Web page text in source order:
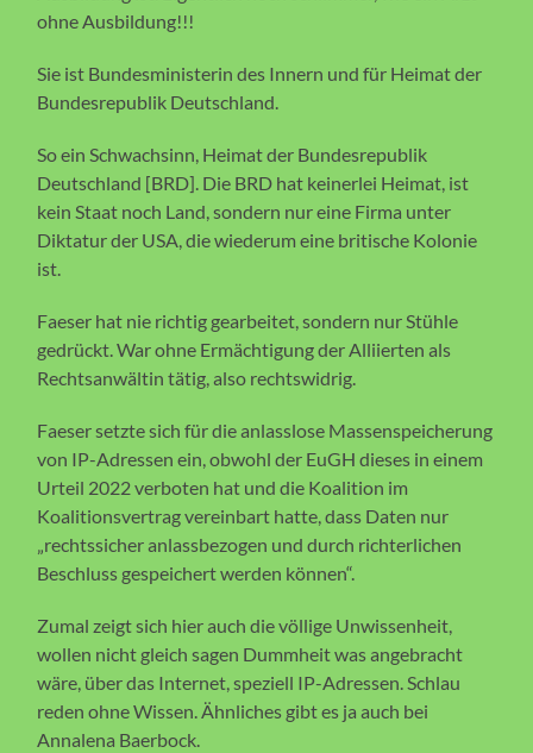
ohne Ausbildung!!!
Sie ist Bundesministerin des Innern und für Heimat der
Bundesrepublik Deutschland.
So ein Schwachsinn, Heimat der Bundesrepublik
Deutschland [BRD]. Die BRD hat keinerlei Heimat, ist
kein Staat noch Land, sondern nur eine Firma unter
Diktatur der USA, die wiederum eine britische Kolonie
ist.
Faeser hat nie richtig gearbeitet, sondern nur Stühle
gedrückt. War ohne Ermächtigung der Alliierten als
Rechtsanwältin tätig, also rechtswidrig.
Faeser setzte sich für die anlasslose Massenspeicherung
von IP-Adressen ein, obwohl der EuGH dieses in einem
Urteil 2022 verboten hat und die Koalition im
Koalitionsvertrag vereinbart hatte, dass Daten nur
„rechtssicher anlassbezogen und durch richterlichen
Beschluss gespeichert werden können“.
Zumal zeigt sich hier auch die völlige Unwissenheit,
wollen nicht gleich sagen Dummheit was angebracht
wäre, über das Internet, speziell IP-Adressen. Schlau
reden ohne Wissen. Ähnliches gibt es ja auch bei
Annalena Baerbock.